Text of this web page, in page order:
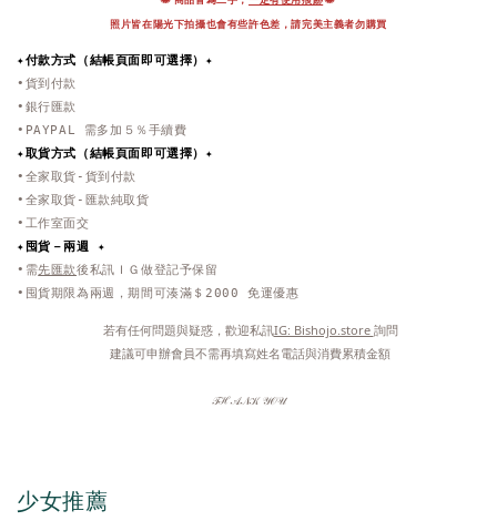
照片皆在陽光下拍攝也會有些許色差，請完美主義者勿購買
✦付款方式（結帳頁面即可選擇）✦
•貨到付款
•銀行匯款
•PAYPAL 需多加５％手續費
✦取貨方式 （結帳頁面即可選擇） ✦
•全家取貨-貨到付款
•全家取貨-匯款純取貨
•工作室面交
✦ 囤貨－兩週 ✦
•需先匯款後私訊ＩＧ做登記予保留
•囤貨期限為兩週，期間可湊滿＄2000 免運優惠
若有任何問題與疑惑，歡迎私訊IG: Bishojo.store 詢問
建議可申辦會員不需再填寫姓名電話與消費累積金額
𝒯ℋ𝒜𝒩𝒦 𝒴𝒪𝒰
少女推薦